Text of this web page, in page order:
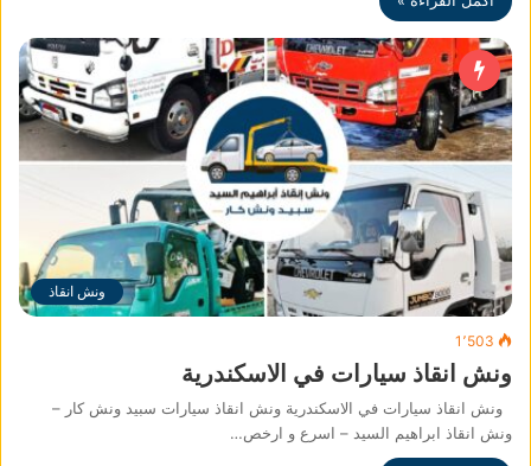
ونش انقاذ
1٬503
ونش انقاذ سيارات في الاسكندرية
ونش انقاذ سيارات في الاسكندرية ونش انقاذ سيارات سبيد ونش كار –
ونش انقاذ ابراهيم السيد – اسرع و ارخص…